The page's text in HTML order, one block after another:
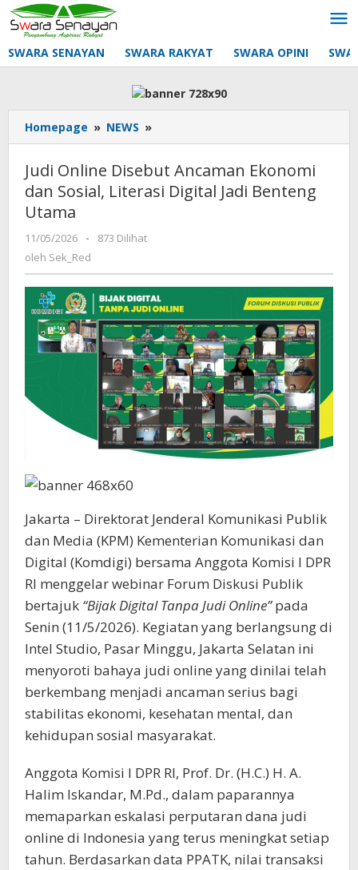
Lewati
ke
konten
SWARA SENAYAN SWARA RAKYAT SWARA OPINI
Homepage » NEWS »
Online
Ancaman
Ekonomi
Jadi
Benteng
Utama
Judi Online Disebut Ancaman Ekonomi
dan Sosial, Literasi Digital Jadi Benteng
Utama
11/05/2026
oleh
Sek_Red
-
873 Dilihat
oleh Sek_Red
Jakarta – Direktorat Jenderal Komunikasi Publik
dan Media (KPM) Kementerian Komunikasi dan
Digital (Komdigi) bersama Anggota Komisi I DPR
RI menggelar webinar Forum Diskusi Publik
bertajuk “Bijak Digital Tanpa Judi Online”pada
Senin (11/5/2026). Kegiatan yang berlangsung di
Intel Studio, Pasar Minggu, Jakarta Selatan ini
menyoroti bahaya judi online yang dinilai telah
berkembang menjadi ancaman serius bagi
stabilitas ekonomi, kesehatan mental, dan
kehidupan sosial masyarakat.
Anggota Komisi I DPR RI, Prof. Dr. (H.C.) H. A.
Halim Iskandar, M.Pd., dalam paparannya
memaparkan eskalasi perputaran dana judi
online di Indonesia yang terus meningkat setiap
tahun. Berdasarkan data PPATK, nilai transaksi